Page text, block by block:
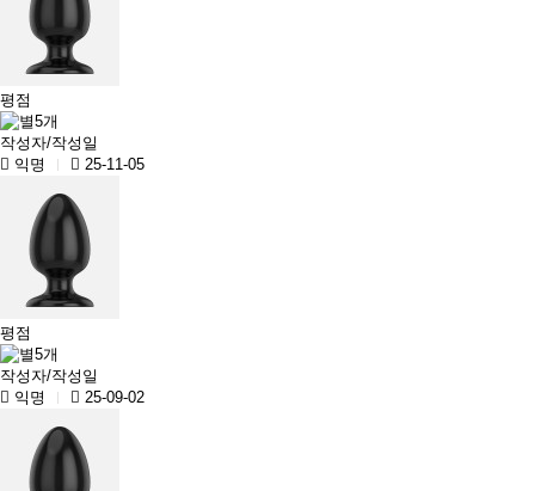
평점
작성자/작성일
익명
25-11-05
평점
작성자/작성일
익명
25-09-02